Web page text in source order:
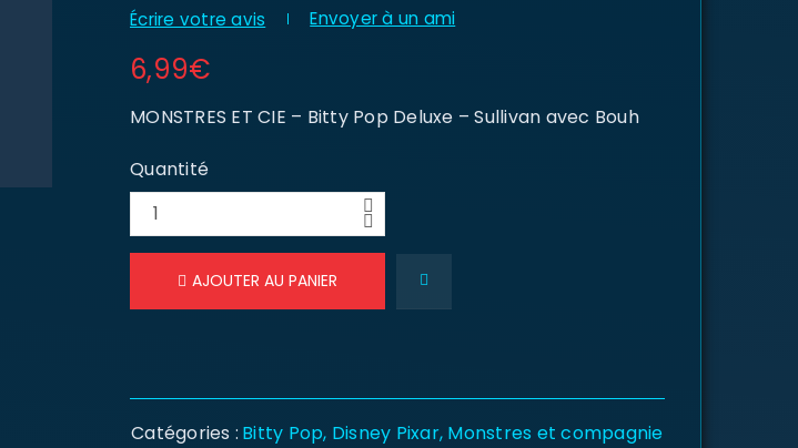
Écrire votre avis Envoyer à un ami
6,99€
MONSTRES ET CIE – Bitty Pop Deluxe – Sullivan avec Bouh
Quantité
AJOUTER AU PANIER
Catégories : Bitty Pop, Disney Pixar, Monstres et compagnie